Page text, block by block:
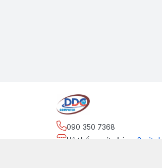
090 350 7368
Hệ thống cửa hàng
:2
cửa